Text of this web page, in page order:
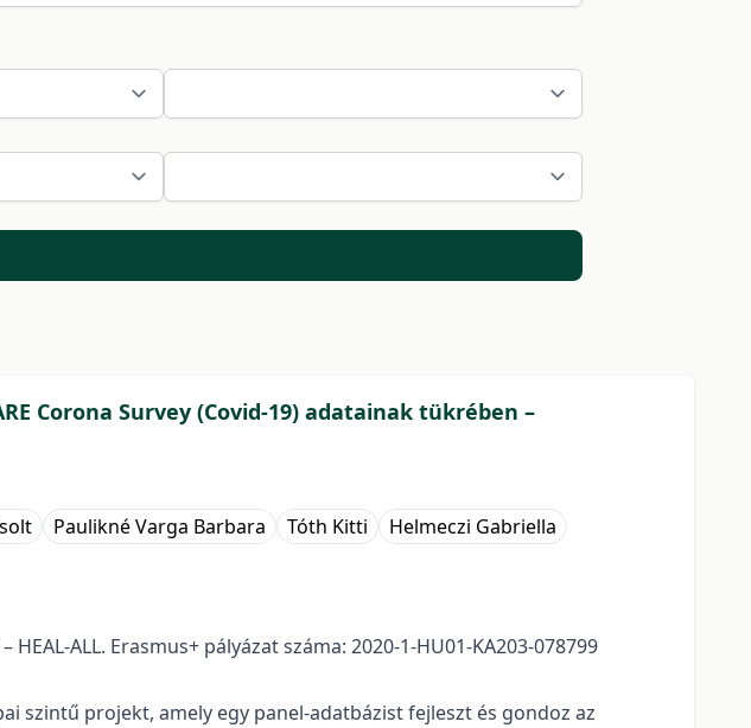
Corona Survey (Covid-19) adatainak tükrében –
Paulikné Varga Barbara Tóth Kitti Helmeczi Gabriella
ALL. Erasmus+ pályázat száma: 2020-1-HU01-KA203-078799
szintű projekt, amely egy panel-adatbázist fejleszt és gondoz az